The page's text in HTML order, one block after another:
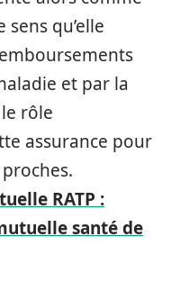
qu’elle
et par la
rôle
assurance pour
RATP :
santé de